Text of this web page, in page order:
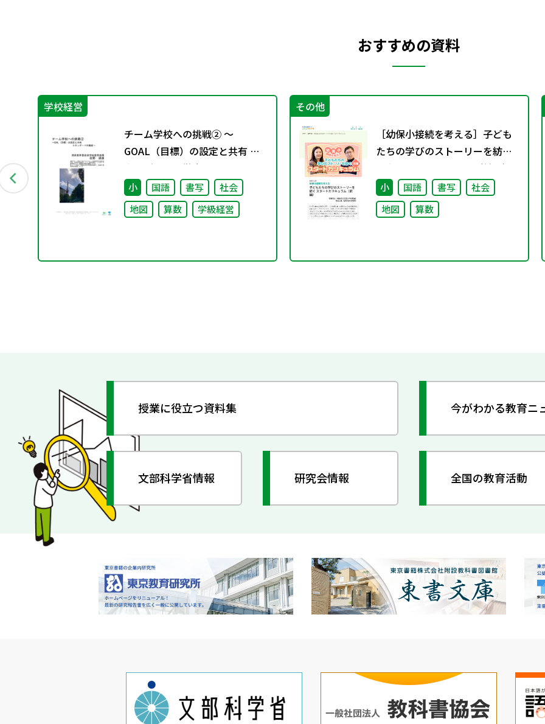
おすすめの資料
学校経営
チーム学校への挑戦② ～
GOAL（目標）の設定と共有 ス
タンダードの徹底～
小 国語 書写
社会
地図
算数 学級経営
その他
［幼保小接続を考える］子ども
たちの学びのストーリーを紡ぐ
スタートカリキュラム（前編）
小 国語 書写
社会
地図
算数
授業に役立つ資料集 今がわかる教育ニ
文部科学省情報 研究会情報 全国の教育活動